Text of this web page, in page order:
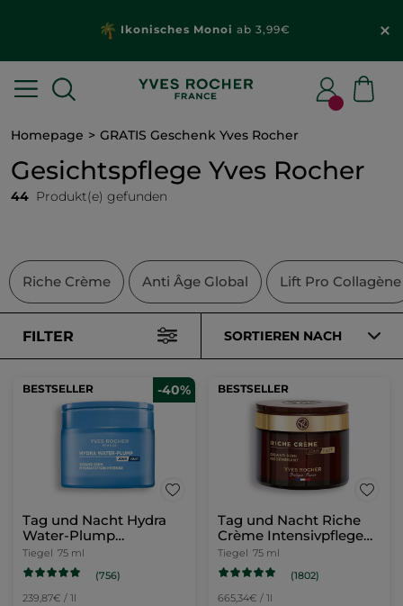
Ikonisches Monoi ab 3,99€
Homepage GRATIS Geschenk Yves Rocher
Gesichtspflege Yves Rocher
44 Produkt(e) gefunden
Riche Crème Anti Âge Global Lift Pro Collagène
FILTER SORTIEREN NACH
BESTSELLER -40%
Tag und Nacht Hydra
Water-Plump
Intensivpflege 75ml
Tiegel 75 ml
(756)
239,87€ / 1l
BESTSELLER
Tag und Nacht Riche
Crème Intensivpflege
75ml
Tiegel 75 ml
(1802)
665,34€ / 1l